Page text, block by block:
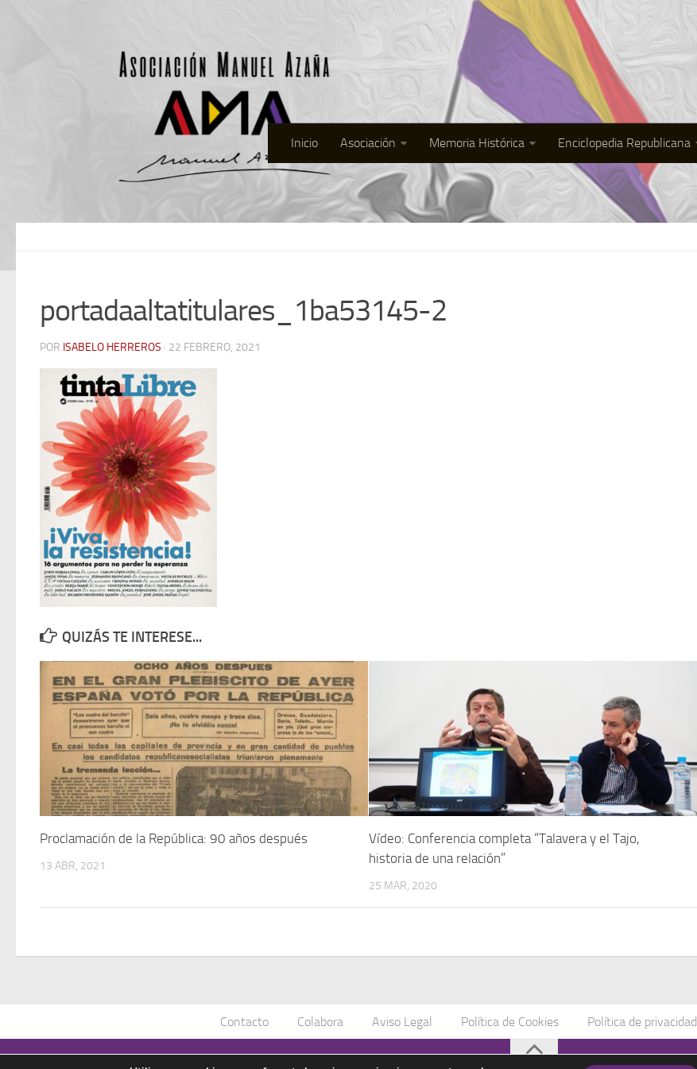
Inicio Asociación Memoria Histórica Enciclopedia Republicana
portadaaltatitulares_1ba53145-2
POR ISABELO HERREROS · 22 FEBRERO, 2021
QUIZÁS TE INTERESE...
Proclamación de la República: 90 años después
13 ABR, 2021
Vídeo: Conferencia completa “Talavera y el Tajo,
historia de una relación”
25 MAR, 2020
Contacto Colabora Aviso Legal Política de Cookies Política de privacidad